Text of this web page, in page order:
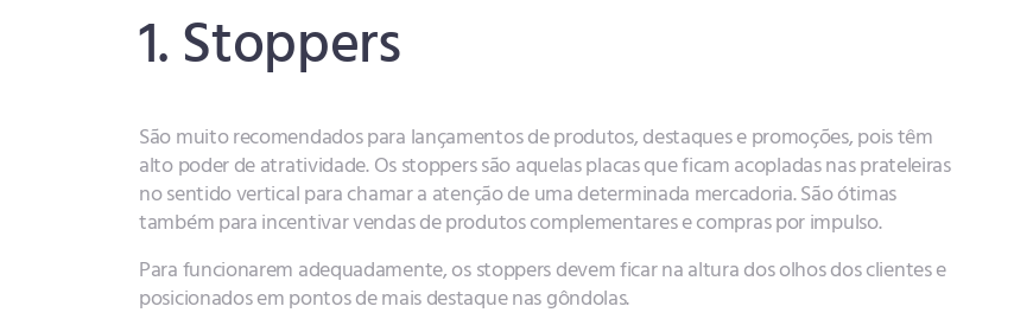
1. Stoppers
São muito recomendados para lançamentos de produtos, destaques e promoções, pois têm
alto poder de atratividade. Os stoppers são aquelas placas que ficam acopladas nas prateleiras
no sentido vertical para chamar a atenção de uma determinada mercadoria. São ótimas
também para incentivar vendas de produtos complementares e compras por impulso.
Para funcionarem adequadamente, os stoppers devem ficar na altura dos olhos dos clientes e
posicionados em pontos de mais destaque nas gôndolas.